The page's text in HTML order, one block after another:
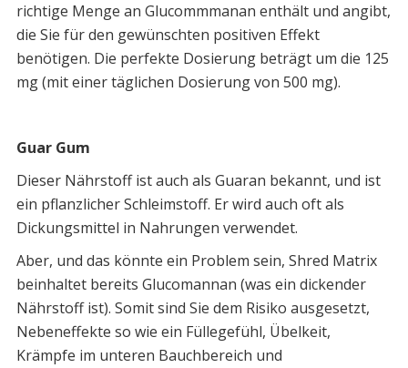
richtige Menge an Glucommmanan enthält und angibt,
die Sie für den gewünschten positiven Effekt
benötigen. Die perfekte Dosierung beträgt um die 125
mg (mit einer täglichen Dosierung von 500 mg).
Guar Gum
Dieser Nährstoff ist auch als Guaran bekannt, und ist
ein pflanzlicher Schleimstoff. Er wird auch oft als
Dickungsmittel in Nahrungen verwendet.
Aber, und das könnte ein Problem sein, Shred Matrix
beinhaltet bereits Glucomannan (was ein dickender
Nährstoff ist). Somit sind Sie dem Risiko ausgesetzt,
Nebeneffekte so wie ein Füllegefühl, Übelkeit,
Krämpfe im unteren Bauchbereich und